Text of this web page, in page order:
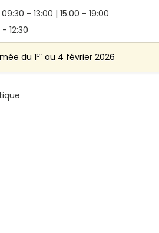
- 13:00 | 15:00 - 19:00
12:30
du 1er au 4 février 2026